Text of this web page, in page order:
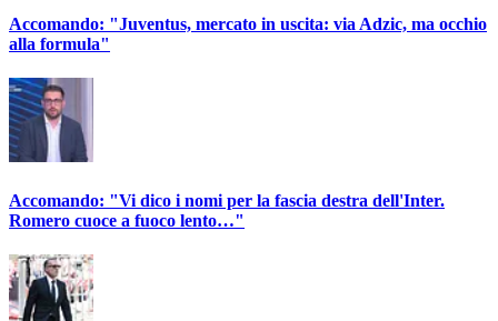
Accomando: "Juventus, mercato in uscita: via Adzic, ma occhio
alla formula"
Accomando: "Vi dico i nomi per la fascia destra dell'Inter.
Romero cuoce a fuoco lento…"